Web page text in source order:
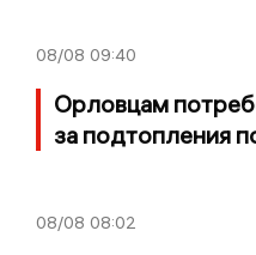
08/08 09:40
Орловцам
за подтопления
08/08 08:02